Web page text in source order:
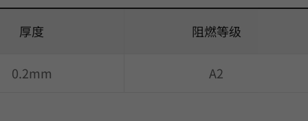
厚度 阻燃等级
0.2mm A2